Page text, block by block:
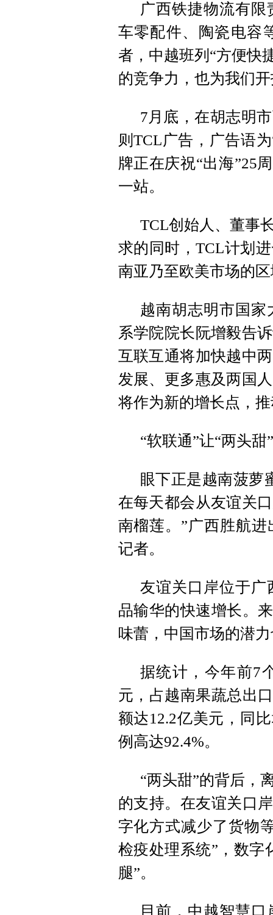
广西铁捷物流有
车零配件、陶瓷电容
者，中越班列“方便快
的竞争力，也为我们
7月底，在胡志明
则TCL广告，广告语
牌正在庆祝“出海”25
一站。
TCL创始人、董事
求的同时，TCL计划
南亚乃至欧美市场的
越南胡志明市国
系学院院长阮增毅告
互联互通将加快越中
发展、更多惠及两国
将作为新的增长点，
“软联通”让“两头甜
眼下正是越南菠萝
在每天都会从友谊关
南榴莲。”广西胜航
记者。
友谊关口岸位于广
品输华的快速增长。
味蕾，中国市场的潜
据统计，今年前7
元，占越南果蔬总出
额达12.2亿美元，同
例高达92.4%。
“两头甜”的背后，
的支持。在友谊关口
字化方式减少了货物
检疫处理系统”，数字
腿”。
目前，中越智慧